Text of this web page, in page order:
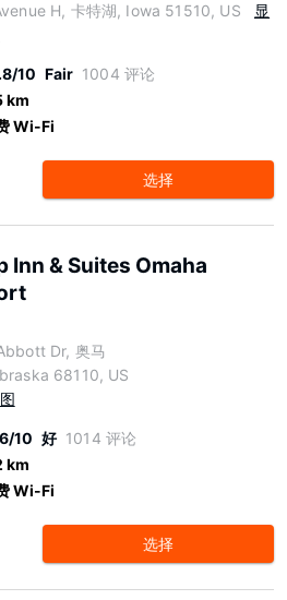
H, 卡特湖, Iowa 51510, US
显
10 Fair 1004 评论
km
Wi-Fi
选择
Inn & Suites Omaha
Dr, 奥马
68110, US
10 好 1014 评论
km
Wi-Fi
选择